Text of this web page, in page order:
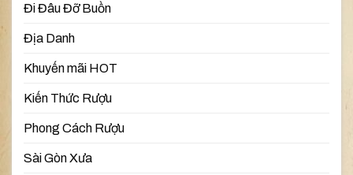
Đi Đâu Đỡ Buồn
Địa Danh
Khuyến mãi HOT
Kiến Thức Rượu
Phong Cách Rượu
Sài Gòn Xưa